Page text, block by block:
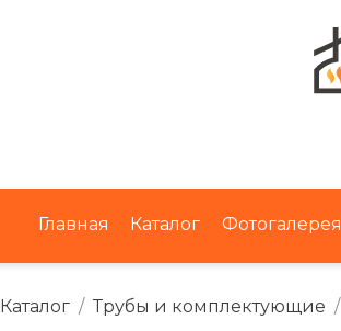
Главная Каталог Фотогалерея
Каталог Трубы и комплектующие